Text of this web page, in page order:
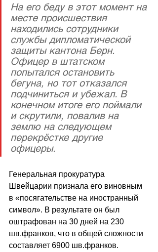
На его беду в этот момент на
месте происшествия
находились сотрудники
службы дипломатической
защиты кантона Берн.
Офицер в штатском
попытался остановить
бегуна, но тот отказался
подчиниться и убежал. В
конечном итоге его поймали
и скрутили, повалив на
землю на следующем
перекрёстке другие
офицеры.
Генеральная прокуратура
Швейцарии признала его виновным
в «посягательстве на иностранный
символ». В результате он был
оштрафован на 30 дней на 230
шв.франков, что в общей сложности
составляет 6900 шв.франков.